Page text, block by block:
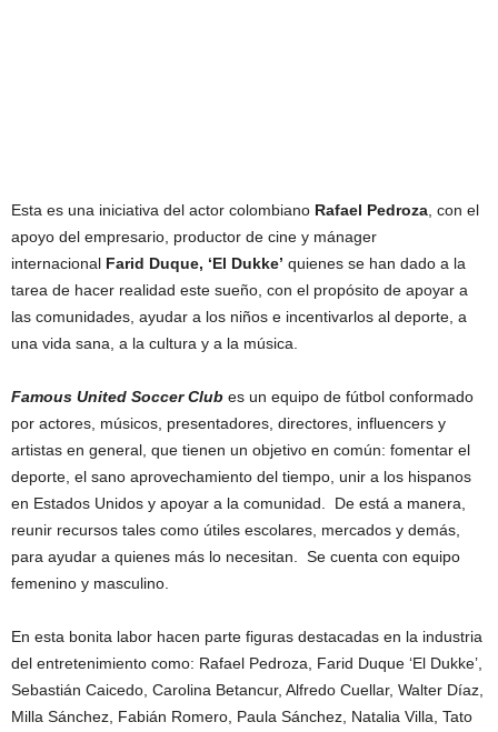
Esta es una iniciativa del actor colombiano Rafael Pedroza , con el
apoyo del empresario, productor de cine y mánager
internacional Farid Duque, ‘El Dukke’ quienes se han dado a la
tarea de hacer realidad este sueño, con el propósito de apoyar a
las comunidades, ayudar a los niños e incentivarlos al deporte, a
una vida sana, a la cultura y a la música.
Famous United Soccer Club es un equipo de fútbol conformado
por actores, músicos, presentadores, directores, influencers y
artistas en general, que tienen un objetivo en común: fomentar el
deporte, el sano aprovechamiento del tiempo, unir a los hispanos
en Estados Unidos y apoyar a la comunidad. De está a manera,
reunir recursos tales como útiles escolares, mercados y demás,
para ayudar a quienes más lo necesitan. Se cuenta con equipo
femenino y masculino.
En esta bonita labor hacen parte figuras destacadas en la industria
del entretenimiento como: Rafael Pedroza, Farid Duque ‘El Dukke’,
Sebastián Caicedo, Carolina Betancur, Alfredo Cuellar, Walter Díaz,
Milla Sánchez, Fabián Romero, Paula Sánchez, Natalia Villa, Tato